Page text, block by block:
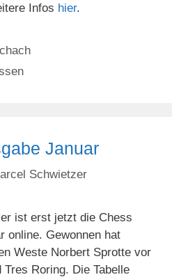
Infos hier.
Januar
Schwietzer
ist erst jetzt die Chess
online. Gewonnen hat
Weste Norbert Sprotte vor
Roring. Die Tabelle